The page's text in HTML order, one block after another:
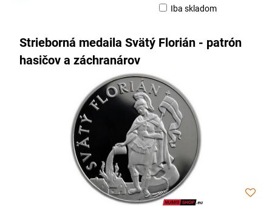
Iba skladom
Strieborná medaila Svätý Florián - patrón
hasičov a záchranárov